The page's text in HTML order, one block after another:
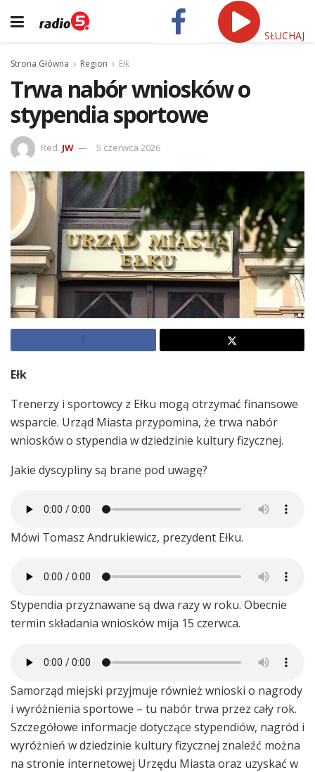
SŁUCHAJ
Strona Główna Region Ełk
Trwa nabór wniosków o
stypendia sportowe
Red. JW 5 czerwca 2026
Ełk
Trenerzy i sportowcy z Ełku mogą otrzymać finansowe
wsparcie. Urząd Miasta przypomina, że trwa nabór
wniosków o stypendia w dziedzinie kultury fizycznej.
Jakie dyscypliny są brane pod uwagę?
Mówi Tomasz Andrukiewicz, prezydent Ełku.
Stypendia przyznawane są dwa razy w roku. Obecnie
termin składania wniosków mija 15 czerwca.
Samorząd miejski przyjmuje również wnioski o nagrody
i wyróżnienia sportowe – tu nabór trwa przez cały rok.
Szczegółowe informacje dotyczące stypendiów, nagród i
wyróżnień w dziedzinie kultury fizycznej znaleźć można
na stronie internetowej Urzędu Miasta oraz uzyskać w